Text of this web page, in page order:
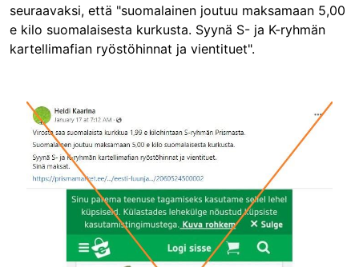
seuraavaksi, että "suomalainen joutuu maksamaan 5,00
e kilo suomalaisesta kurkusta. Syynä S- ja K-ryhmän
kartellimafian ryöstöhinnat ja vientituet".
Image